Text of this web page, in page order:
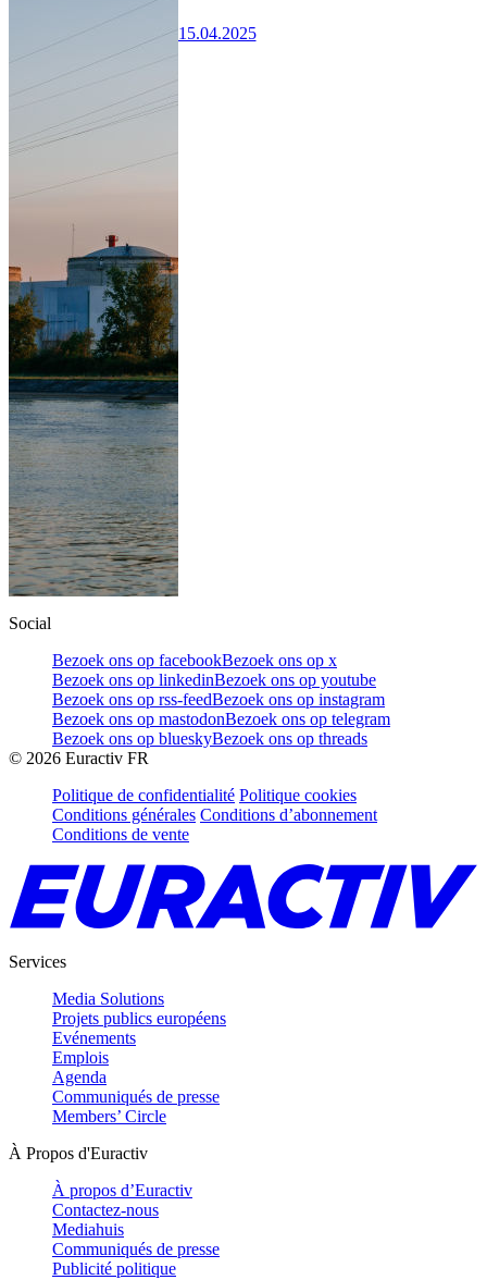
15.04.2025
Social
Bezoek ons op facebookBezoek ons op x
Bezoek ons op linkedinBezoek ons op youtube
Bezoek ons op rss-feedBezoek ons op instagram
Bezoek ons op mastodonBezoek ons op telegram
Bezoek ons op blueskyBezoek ons op threads
© 2026 Euractiv FR
Politique de confidentialité Politique cookies
Conditions générales Conditions d’abonnement
Conditions de vente
Services
Media Solutions
Projets publics européens
Evénements
Emplois
Agenda
Communiqués de presse
Members’ Circle
À Propos d'Euractiv
À propos d’Euractiv
Contactez-nous
Mediahuis
Communiqués de presse
Publicité politique